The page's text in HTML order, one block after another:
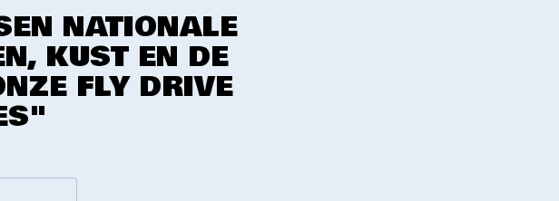
NATIONALE
KUST EN DE
FLY DRIVE